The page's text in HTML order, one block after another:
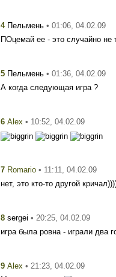
4 Пельмень • 01:06, 04.02.09
ПОцемай ее - это случайно не
5 Пельмень • 01:36, 04.02.09
А когда следующая игра ?
6 Alex • 10:52, 04.02.09
7 Romario • 11:11, 04.02.09
нет, это кто-то другой
8 sergei • 20:25, 04.02.09
игра была ровна - играли два
9 Alex • 21:23, 04.02.09